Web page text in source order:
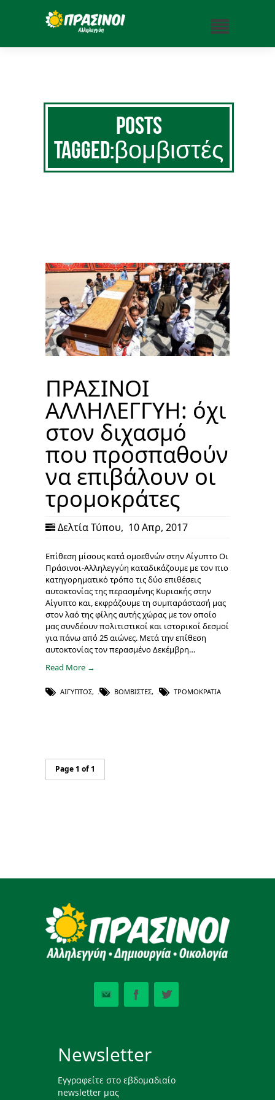
Posts
Tagged:βομβιστές
ΠΡΑΣΙΝΟΙ
ΑΛΛΗΛΕΓΓΥΗ: όχι
στον διχασμό
που προσπαθούν
να επιβάλουν οι
τρομοκράτες
Δελτία Τύπου, 10 Απρ, 2017
Επίθεση μίσους κατά ομοεθνών στην Αίγυπτο Οι
Πράσινοι-Αλληλεγγύη καταδικάζουμε με τον πιο
κατηγορηματικό τρόπο τις δύο επιθέσεις
αυτοκτονίας της περασμένης Κυριακής στην
Αίγυπτο και, εκφράζουμε τη συμπαράστασή μας
στον λαό της φίλης αυτής χώρας με τον οποίο
μας συνδέουν πολιτιστικοί και ιστορικοί δεσμοί
για πάνω από 25 αιώνες. Μετά την επίθεση
αυτοκτονίας τον περασμένο Δεκέμβρη…
Read More →
ΑΊΓΥΠΤΟΣ, ΒΟΜΒΙΣΤΈΣ, ΤΡΟΜΟΚΡΑΤΊΑ
Page 1 of 1
Newsletter
Εγγραφείτε στο εβδομαδιαίο
newsletter μας